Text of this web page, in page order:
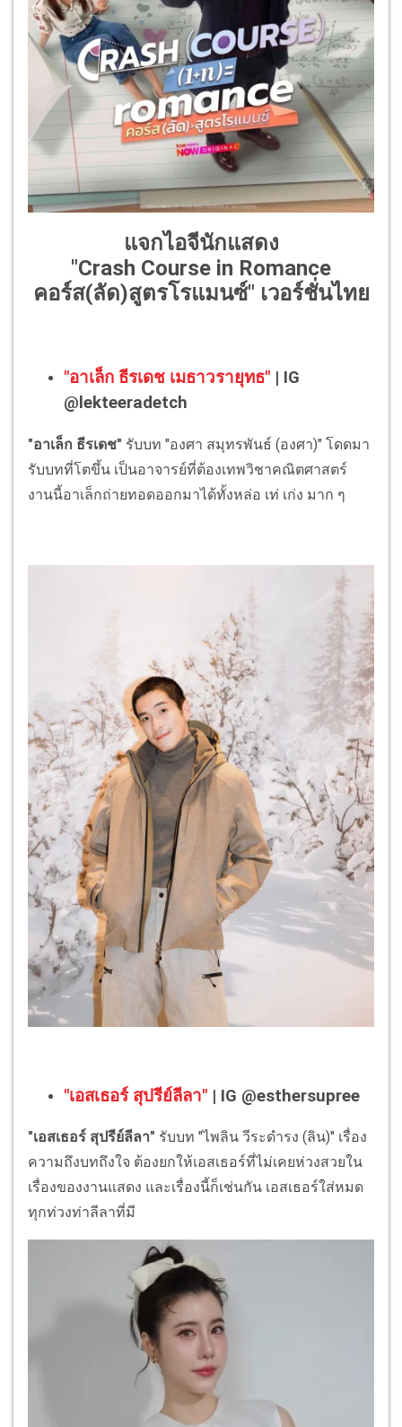
แจกไอจีนักแสดง
"Crash Course in Romance
คอร์ส(ลัด)สูตรโรแมนซ์" เวอร์ชั่นไทย
"อาเล็ก ธีรเดช เมธาวรายุทธ" | IG
@lekteeradetch
"อาเล็ก ธีรเดช" รับบท "องศา สมุทรพันธ์ (องศา)" โดดมา
รับบทที่โตขึ้น เป็นอาจารย์ที่ต้องเทพวิชาคณิตศาสตร์
งานนี้อาเล็กถ่ายทอดออกมาได้ทั้งหล่อ เท่ เก่ง มาก ๆ
"เอสเธอร์ สุปรีย์ลีลา" | IG @esthersupree
"เอสเธอร์ สุปรีย์ลีลา" รับบท "ไพลิน วีระดำรง (ลิน)" เรื่อง
ความถึงบทถึงใจ ต้องยกให้เอสเธอร์ที่ไม่เคยห่วงสวยใน
เรื่องของงานแสดง และเรื่องนี้ก็เช่นกัน เอสเธอร์ใส่หมด
ทุกท่วงท่าลีลาที่มี